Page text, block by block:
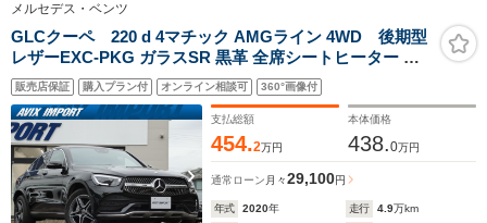
メルセデス・ベンツ
GLCクーペ 220 d 4マチック AMGライン 4WD 後期型
レザーEXC-PKG ガラスSR 黒革 全席シートヒーター ベ
ンチレーション 純正ナビ(MBUX搭載) Apple CarPlay
Burmester 全周カメラ&PTS HUD&RSP マルチビーム
LED 12.3インチコックピットD エアサス 純正19AW
販売店保証 購入プラン付 オンライン相談可 360°画像付
支払総額
454.2万円
本体価格
438.0万円
通常ローン 月々29,100円
年式 2020年 走行 4.9万km